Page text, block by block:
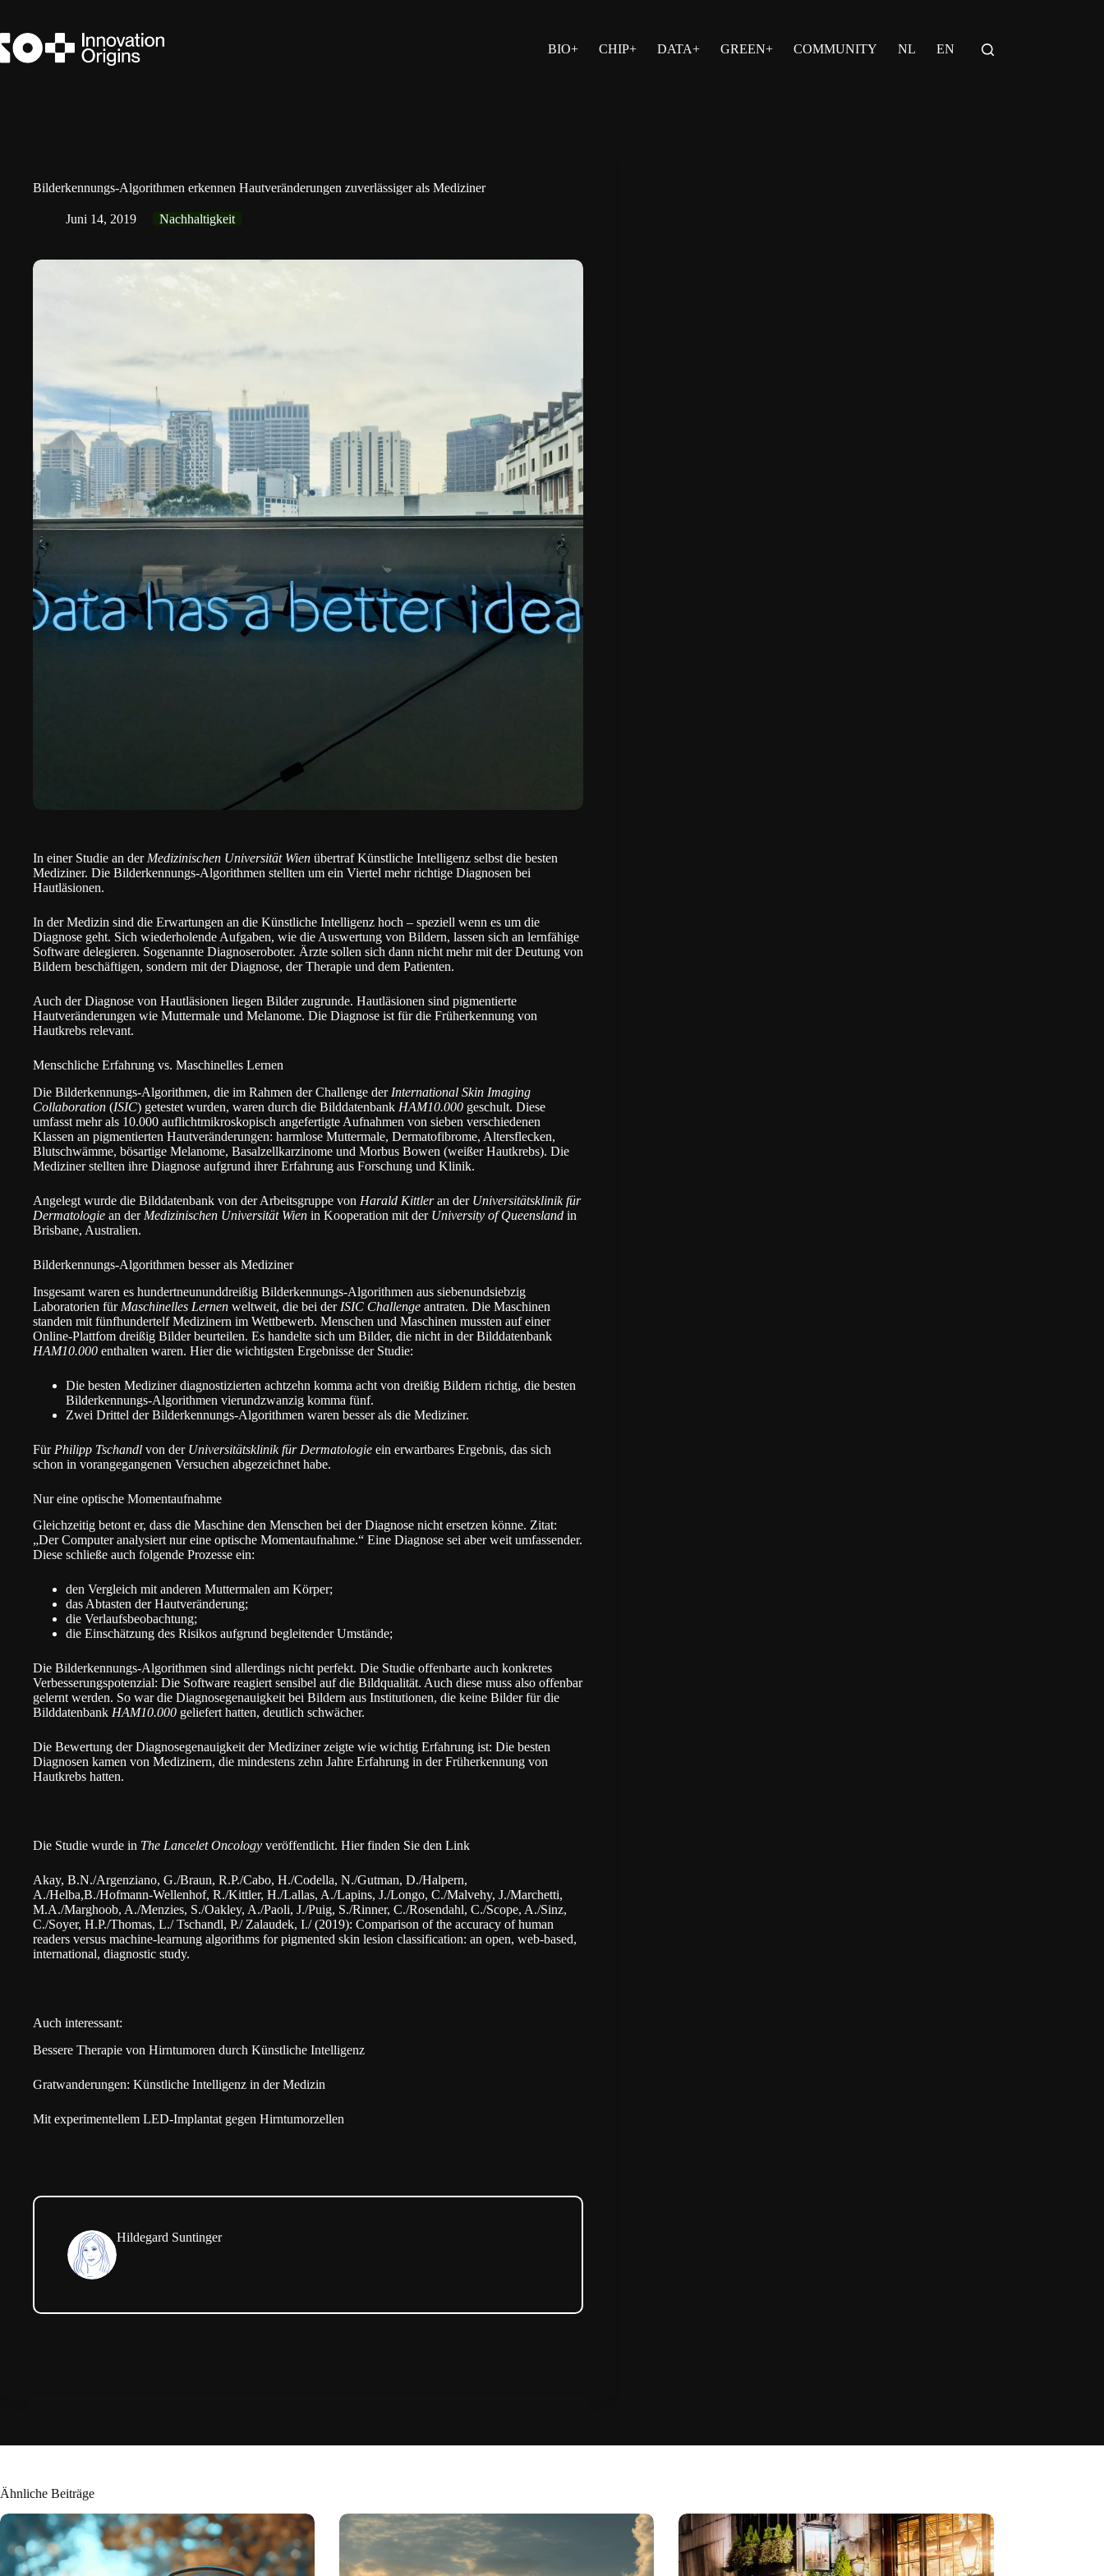
springen
BIO+
CHIP+ DATA+ GREEN+ COMMUNITY NL EN
Bilderkennungs-Algorithmen erkennen Hautveränderungen zuverlässiger als Mediziner
Juni 14, 2019 Nachhaltigkeit
In einer Studie an der Medizinischen Universität Wien übertraf Künstliche Intelligenz selbst die besten
Mediziner. Die Bilderkennungs-Algorithmen stellten um ein Viertel mehr richtige Diagnosen bei
Hautläsionen.
In der Medizin sind die Erwartungen an die Künstliche Intelligenz hoch – speziell wenn es um die
Diagnose geht. Sich wiederholende Aufgaben, wie die Auswertung von Bildern, lassen sich an lernfähige
Software delegieren. Sogenannte Diagnoseroboter. Ärzte sollen sich dann nicht mehr mit der Deutung von
Bildern beschäftigen, sondern mit der Diagnose, der Therapie und dem Patienten.
Auch der Diagnose von Hautläsionen liegen Bilder zugrunde. Hautläsionen sind pigmentierte
Hautveränderungen wie Muttermale und Melanome. Die Diagnose ist für die Früherkennung von
Hautkrebs relevant.
Menschliche Erfahrung vs. Maschinelles Lernen
Die Bilderkennungs-Algorithmen, die im Rahmen der Challenge der International Skin Imaging
Collaboration (ISIC) getestet wurden, waren durch die Bilddatenbank HAM10.000 geschult. Diese
umfasst mehr als 10.000 auflichtmikroskopisch angefertigte Aufnahmen von sieben verschiedenen
Klassen an pigmentierten Hautveränderungen: harmlose Muttermale, Dermatofibrome, Altersflecken,
Blutschwämme, bösartige Melanome, Basalzellkarzinome und Morbus Bowen (weißer Hautkrebs). Die
Mediziner stellten ihre Diagnose aufgrund ihrer Erfahrung aus Forschung und Klinik.
Angelegt wurde die Bilddatenbank von der Arbeitsgruppe von Harald Kittler an der Universitätsklinik für
Dermatologie an der Medizinischen Universität Wien in Kooperation mit der University of Queensland in
Brisbane, Australien.
Bilderkennungs-Algorithmen besser als Mediziner
Insgesamt waren es hundertneununddreißig Bilderkennungs-Algorithmen aus siebenundsiebzig
Laboratorien für Maschinelles Lernen weltweit, die bei der ISIC Challenge antraten. Die Maschinen
standen mit fünfhundertelf Medizinern im Wettbewerb. Menschen und Maschinen mussten auf einer
Online-Plattfom dreißig Bilder beurteilen. Es handelte sich um Bilder, die nicht in der Bilddatenbank
HAM10.000 enthalten waren. Hier die wichtigsten Ergebnisse der Studie:
Die besten Mediziner diagnostizierten achtzehn komma acht von dreißig Bildern richtig, die besten
Bilderkennungs-Algorithmen vierundzwanzig komma fünf.
Zwei Drittel der Bilderkennungs-Algorithmen waren besser als die Mediziner.
Für Philipp Tschandl von der Universitätsklinik für Dermatologie ein erwartbares Ergebnis, das sich
schon in vorangegangenen Versuchen abgezeichnet habe.
Nur eine optische Momentaufnahme
Gleichzeitig betont er, dass die Maschine den Menschen bei der Diagnose nicht ersetzen könne. Zitat:
„Der Computer analysiert nur eine optische Momentaufnahme.“ Eine Diagnose sei aber weit umfassender.
Diese schließe auch folgende Prozesse ein:
den Vergleich mit anderen Muttermalen am Körper;
das Abtasten der Hautveränderung;
die Verlaufsbeobachtung;
die Einschätzung des Risikos aufgrund begleitender Umstände;
Die Bilderkennungs-Algorithmen sind allerdings nicht perfekt. Die Studie offenbarte auch konkretes
Verbesserungspotenzial: Die Software reagiert sensibel auf die Bildqualität. Auch diese muss also offenbar
gelernt werden. So war die Diagnosegenauigkeit bei Bildern aus Institutionen, die keine Bilder für die
Bilddatenbank HAM10.000 geliefert hatten, deutlich schwächer.
Die Bewertung der Diagnosegenauigkeit der Mediziner zeigte wie wichtig Erfahrung ist: Die besten
Diagnosen kamen von Medizinern, die mindestens zehn Jahre Erfahrung in der Früherkennung von
Hautkrebs hatten.
Die Studie wurde in The Lancelet Oncology veröffentlicht. Hier finden Sie den Link
Akay, B.N./Argenziano, G./Braun, R.P./Cabo, H./Codella, N./Gutman, D./Halpern,
A./Helba,B./Hofmann-Wellenhof, R./Kittler, H./Lallas, A./Lapins, J./Longo, C./Malvehy, J./Marchetti,
M.A./Marghoob, A./Menzies, S./Oakley, A./Paoli, J./Puig, S./Rinner, C./Rosendahl, C./Scope, A./Sinz,
C./Soyer, H.P./Thomas, L./ Tschandl, P./ Zalaudek, I./ (2019): Comparison of the accuracy of human
readers versus machine-learnung algorithms for pigmented skin lesion classification: an open, web-based,
international, diagnostic study.
Auch interessant:
Bessere Therapie von Hirntumoren durch Künstliche Intelligenz
Gratwanderungen: Künstliche Intelligenz in der Medizin
Mit experimentellem LED-Implantat gegen Hirntumorzellen
Hildegard Suntinger
Ähnliche Beiträge